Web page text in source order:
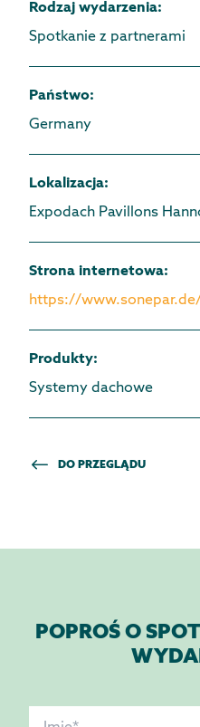
Rodzaj wydarzenia:
Spotkanie z partnerami
Państwo:
Germany
Lokalizacja:
Expodach Pavillons
Strona internetowa:
https://
Produkty:
Systemy dachowe
DO PRZEGLĄDU
POPROŚ O